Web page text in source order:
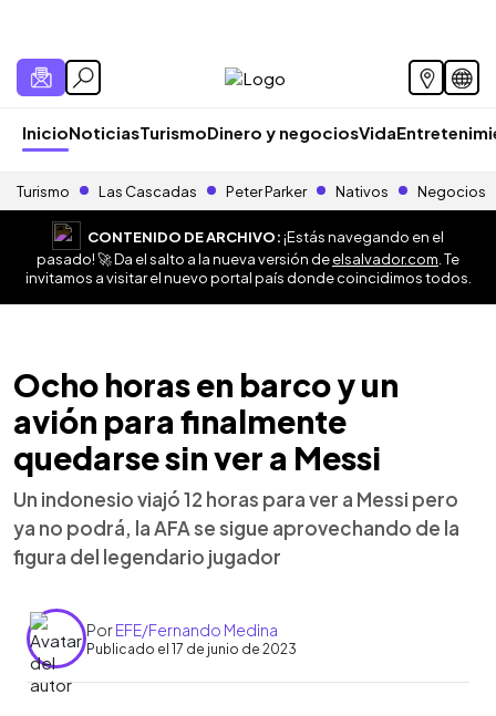
InicioNoticiasTurismoDinero y negociosVida
Turismo Las Cascadas Peter Parker Nativos Negocios
CONTENIDO DE ARCHIVO:¡Estás navegando en el
pasado! 🚀 Da el salto a la nueva versión deelsalvador.com . Te
invitamos a visitar el nuevo portal país donde coincidimos todos.
Ocho horas en barco y un
avión para finalmente
quedarse sin ver a Messi
Un indonesio viajó 12 horas para ver a Messi pero
ya no podrá, la AFA se sigue aprovechando de la
figura del legendario jugador
PorEFE/Fernando Medina
Publicado el 17 de junio de 2023